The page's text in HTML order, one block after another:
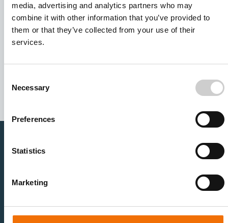
media, advertising and analytics partners who may
combine it with other information that you’ve provided to
them or that they’ve collected from your use of their
services.
Selection
Necessary
Preferences
Statistics
Marketing
心血管领域